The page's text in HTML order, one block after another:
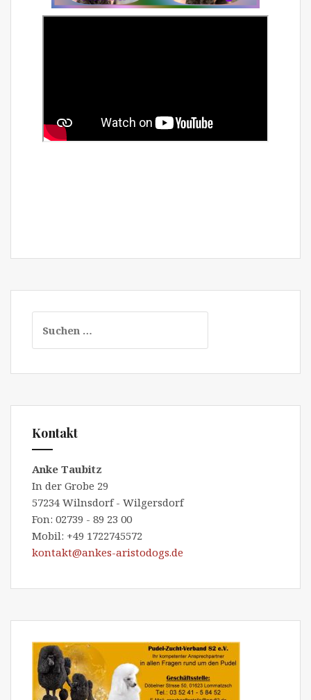
nach:
Kontakt
Anke Taubitz
In der Grobe 29
57234 Wilnsdorf - Wilgersdorf
Fon: 02739 - 89 23 00
Mobil: +49 1722745572
kontakt@ankes-aristodogs.de